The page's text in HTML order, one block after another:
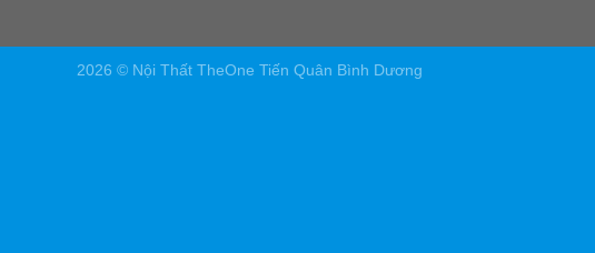
2026 © Nội Thất TheOne Tiến Quân Bình Dương